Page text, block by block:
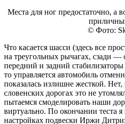
Места для ног предостаточно, а
© Фото:
Что касается шасси (здесь все
на треугольных рычагах, сзади —
передний и задний
то управляется автомобиль
показалась излишне жесткой.
словенских дорогах это не
пытаемся смоделировать наши
виртуально. По окончании теста я
настройках подвески Иржи